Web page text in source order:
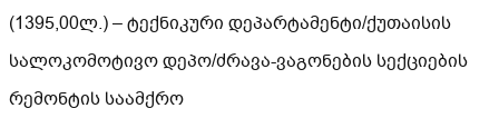
(1395,00ლ.) – ტექნიკური დეპარტამენტი/ქუთაისის
სალოკომოტივო დეპო/ძრავა-ვაგონების სექციების
რემონტის საამქრო